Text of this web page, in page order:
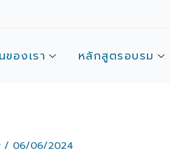
ของเรา หลักสูตรอบรม
/ 06/06/2024